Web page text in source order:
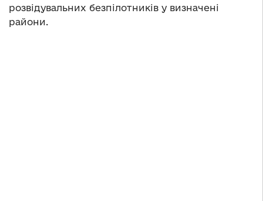
розвідувальних безпілотників у визначені
райони.